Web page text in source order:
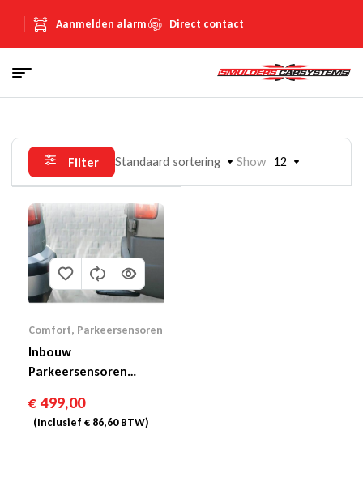
Aanmelden alarm Direct contact
Filter Standaard sortering Show 12
Comfort, Parkeersensoren
Inbouw
Parkeersensoren
7106F
€ 499,00
(Inclusief € 86,60BTW)